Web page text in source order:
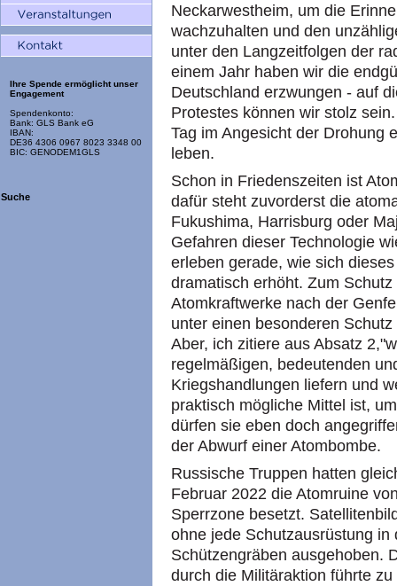
Ihre Spende ermöglicht unser
Engagement
Spendenkonto:
Bank: GLS Bank eG
IBAN:
DE36 4306 0967 8023 3348 00
BIC: GENODEM1GLS
Suche
Neckarwestheim, um die
wachzuhalten und den
unter den Langzeitfolgen der
einem Jahr haben wir die
Deutschland erzwungen - auf
Protestes können wir stolz
Tag im Angesicht der Drohung
leben.
Schon in Friedenszeiten ist
dafür steht zuvorderst die
Fukushima, Harrisburg oder
Gefahren dieser Technologie
erleben gerade, wie sich
dramatisch erhöht. Zum
Atomkraftwerke nach der
unter einen besonderen
Aber, ich zitiere aus Absatz
regelmäßigen, bedeutenden
Kriegshandlungen liefern und
praktisch mögliche Mittel ist,
dürfen sie eben doch
der Abwurf einer Atombombe.
Russische Truppen hatten
Februar 2022 die Atomruine
Sperrzone besetzt.
ohne jede Schutzausrüstung
Schützengräben ausgehoben.
durch die Militäraktion führte